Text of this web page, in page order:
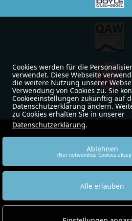
Cookies werden für die
verwendet. Diese Webseite
die weitere Nutzung unserer
Verwendung von Cookies zu. Sie
Cookieeinstellungen zukünftig auf
Datenschutzerklärung ändern.
zu Cookies erhalten Sie in unserer
Datenschutzerklärung.
Ablehnen
(Nur notwendige Cookies
Alle erlauben